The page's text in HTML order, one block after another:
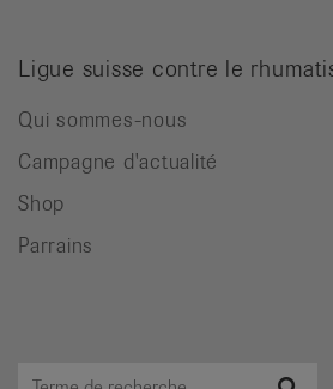
Ligue suisse contre le
Qui sommes-nous
Campagne d'actualité
Shop
Parrains
Terme